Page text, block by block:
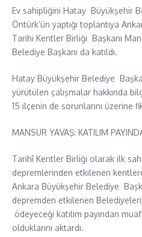
Ev sahipliğini Hatay Büyükşehir
Öntürk’ün yaptığı toplantıya
Tarihi Kentler Birliği Başkanı
Belediye Başkanı da katıldı.
Hatay Büyükşehir Belediye
yürütülen çalışmalar hakkında
15 ilçenin de sorunlarını üzerine
MANSUR YAVAŞ: KATILIM
Tarihî Kentler Birliği olarak ilk
depremlerinden etkilenen
Ankara Büyükşehir Belediye
depremden etkilenen
ödeyeceği katılım payından
olduklarını aktardı.